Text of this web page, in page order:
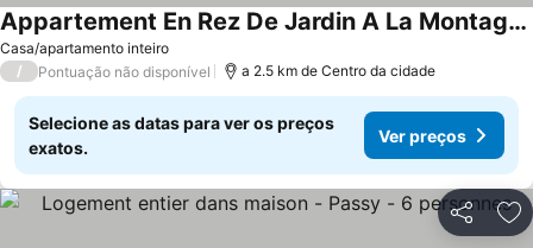
Casa/apartamento inteiro
Appartement En Rez De Jardin A La Montagne
Ver preços
/ Pontuação não disponível a 2.5 km de Centro da cidade
Selecione as datas para ver os preços
exatos.
Ver preços
Partilhar